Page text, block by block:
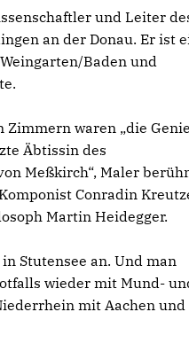
und Leiter
an der Donau. Er ist
Baden und
waren „die
Äbtissin des
Meßkirch“, Maler
Conradin
Martin Heidegger.
Stutensee an. Und man
wieder mit Mund-
mit Aachen und